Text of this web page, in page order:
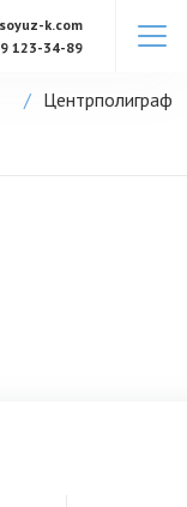
k.com
123-34-89
Центрполиграф